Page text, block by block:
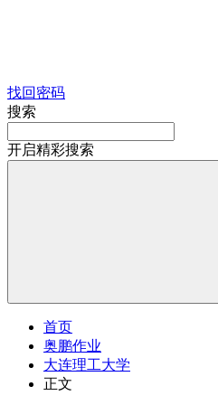
找回密码
搜索
开启精彩搜索
首页
奥鹏作业
大连理工大学
正文